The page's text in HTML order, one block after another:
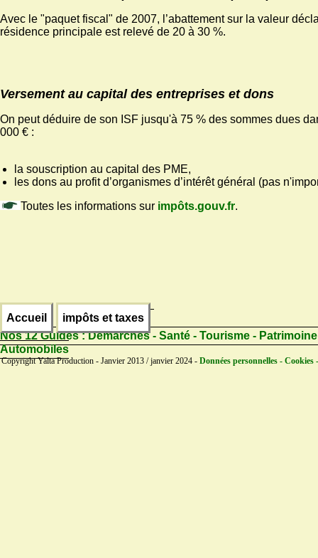
Avec le "paquet fiscal" de 2007, l’abattement sur la valeur
résidence principale est relevé de 20 à 30 %.
Versement au capital des entreprises et dons
On peut déduire de son ISF jusqu'à 75 % des sommes dues
000 € :
la souscription au capital des PME,
les dons au profit d’organismes d’intérêt général (pas
Toutes les informations sur impôts.gouv.fr.
Accueil
impôts et taxes
Nos 12 Guides :Démarches - Santé - Tourisme -
Automobiles
Copyright Yalta Production - Janvier 2013 / janvier 2024 - Données personnelles - Cookies